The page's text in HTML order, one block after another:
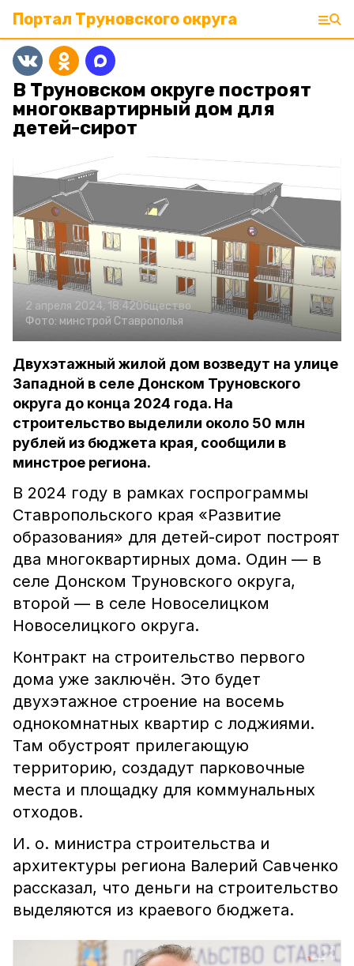
Портал Труновского округа
В Труновском округе построят
многоквартирный дом для
детей-сирот
2 апреля 2024, 18:42Общество
Фото: минстрой Ставрополья
Двухэтажный жилой дом возведут на улице
Западной в селе Донском Труновского
округа до конца 2024 года. На
строительство выделили около 50 млн
рублей из бюджета края, сообщили в
минстрое региона.
В 2024 году в рамках госпрограммы
Ставропольского края «Развитие
образования» для детей-сирот построят
два многоквартирных дома. Один — в
селе Донском Труновского округа,
второй — в селе Новоселицком
Новоселицкого округа.
Контракт на строительство первого
дома уже заключён. Это будет
двухэтажное строение на восемь
однокомнатных квартир с лоджиями.
Там обустроят прилегающую
территорию, создадут парковочные
места и площадку для коммунальных
отходов.
И. о. министра строительства и
архитектуры региона Валерий Савченко
рассказал, что деньги на строительство
выделяются из краевого бюджета.